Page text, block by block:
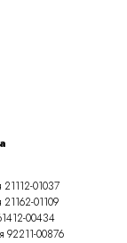
01037
01109
00434
92211-00876